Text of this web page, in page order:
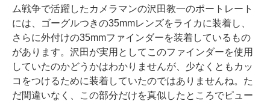
ム戦争で活躍したカメラマンの沢田教一のポートレート
には、ゴーグルつきの35mmレンズをライカに装着し、
さらに外付けの35mmファインダーを装着しているもの
があります。沢田が実用としてこのファインダーを使用
していたのかどうかはわかりませんが、少なくともカッ
コをつけるために装着していたのではありませんね。た
だ間違いなく、この部分だけを真似したところでピュー